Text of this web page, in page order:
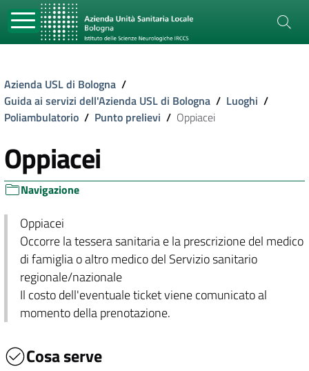
Azienda USL di Bologna /
Guida ai servizi dell'Azienda USL di Bologna / Luoghi /
Poliambulatorio / Punto prelievi / Oppiacei
Oppiacei
Navigazione
Oppiacei
Occorre la tessera sanitaria e la prescrizione del medico
di famiglia o altro medico del Servizio sanitario
regionale/nazionale
Il costo dell'eventuale ticket viene comunicato al
momento della prenotazione.
Cosa serve